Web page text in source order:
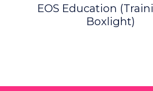
EOS Education
Boxlight)